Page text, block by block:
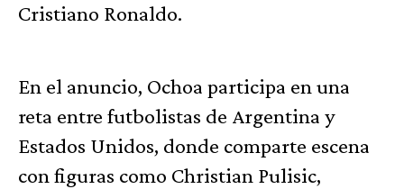
Cristiano Ronaldo.
En el anuncio, Ochoa participa en una
reta entre futbolistas de Argentina y
Estados Unidos, donde comparte escena
con figuras como Christian Pulisic,